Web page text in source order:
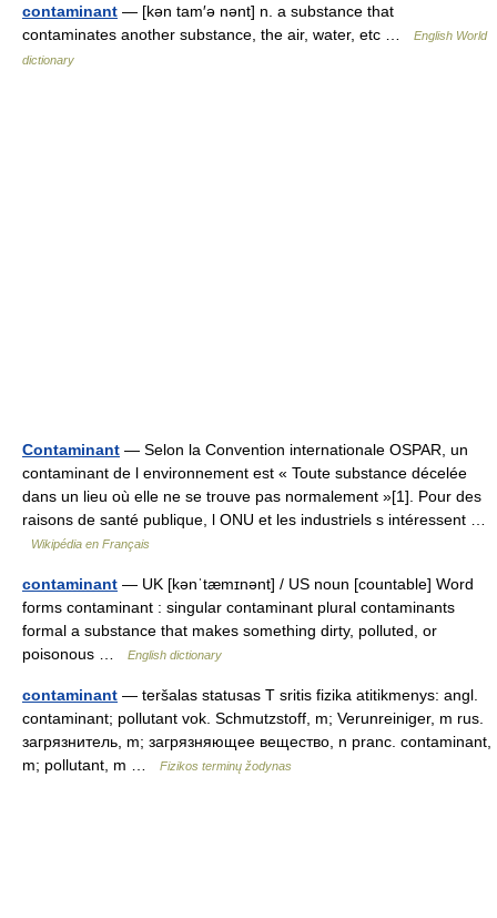
contaminant — [kən tam′ə nənt] n. a substance that
contaminates another substance, the air, water, etc …
English World
dictionary
Contaminant — Selon la Convention internationale OSPAR, un
contaminant de l environnement est « Toute substance décelée
dans un lieu où elle ne se trouve pas normalement »[1]. Pour des
raisons de santé publique, l ONU et les industriels s intéressent …
Wikipédia en Français
contaminant — UK [kənˈtæmɪnənt] / US noun [countable] Word
forms contaminant : singular contaminant plural contaminants
formal a substance that makes something dirty, polluted, or
poisonous …
English dictionary
contaminant — teršalas statusas T sritis fizika atitikmenys: angl.
contaminant; pollutant vok. Schmutzstoff, m; Verunreiniger, m rus.
загрязнитель, m; загрязняющее вещество, n pranc. contaminant,
m; pollutant, m …
Fizikos terminų žodynas